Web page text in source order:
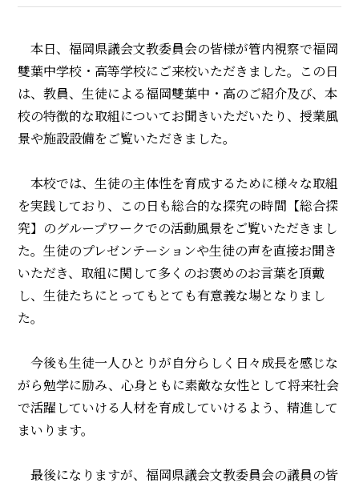
本日、福岡県議会文教委員会の皆様が管内視察で福岡
雙葉中学校・高等学校にご来校いただきました。この日
は、教員、生徒による福岡雙葉中・高のご紹介及び、本
校の特徴的な取組についてお聞きいただいたり、授業風
景や施設設備をご覧いただきました。
本校では、生徒の主体性を育成するために様々な取組
を実践しており、この日も総合的な探究の時間【総合探
究】のグループワークでの活動風景をご覧いただきまし
た。生徒のプレゼンテーションや生徒の声を直接お聞き
いただき、取組に関して多くのお褒めのお言葉を頂戴
し、生徒たちにとってもとても有意義な場となりまし
た。
今後も生徒一人ひとりが自分らしく日々成長を感じな
がら勉学に励み、心身ともに素敵な女性として将来社会
で活躍していける人材を育成していけるよう、精進して
まいります。
最後になりますが、福岡県議会文教委員会の議員の皆